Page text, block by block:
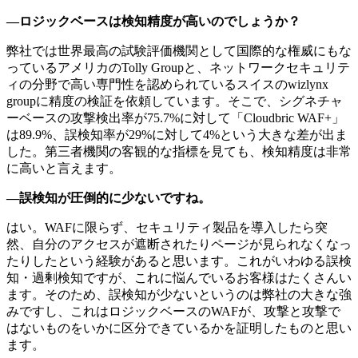
―ロジックベースは検知精度が高いのでしょうか？
弊社では世界最高の試験評価機関として国際的な権威にもな
っているアメリカのTolly Groupと、ネットワークセキュリテ
ィの分野で高い専門性を認められているスイスのwizlynx
groupに精度の検証を依頼しています。そこで、シグネチャ
ーベースの攻撃検出率が75.7%に対して「Cloudbric WAF+」
は89.9%、誤検知率が29%に対して4%という大きな差が出ま
した。第三者機関の客観的な指標を見ても、検知精度は非常
に高いと言えます。
―誤検知が圧倒的に少ないですね。
はい。WAFに限らず、セキュリティ製品を導入したら突
然、自分のアクセスが遮断されたりページが見られなくなっ
たりしたという経験があると思います。これがいわゆる誤検
知・過剰検知ですが、これに悩んでいるお客様はたくさんい
ます。そのため、誤検知が少ないというのは弊社の大きな強
みですし、これはロジックベースのWAFが、攻撃と攻撃で
はないものをいかに区分できているかを証明したものと思い
ます。